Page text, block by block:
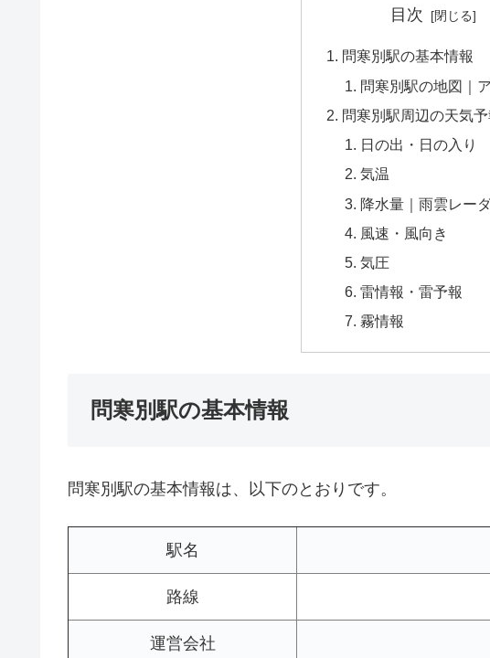
目次
問寒別駅の基本情報
問寒別駅の地図｜
問寒別駅周辺の天気予
日の出・日の入り
気温
降水量｜雨雲レー
風速・風向き
気圧
雷情報・雷予報
霧情報
問寒別駅の基本情報
問寒別駅の基本情報は、以下のとおりです。
駅名
路線
運営会社